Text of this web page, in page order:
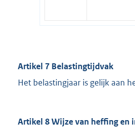
Artikel 7 Belastingtijdvak
Het belastingjaar is gelijk aan
Artikel 8 Wijze van heffing en